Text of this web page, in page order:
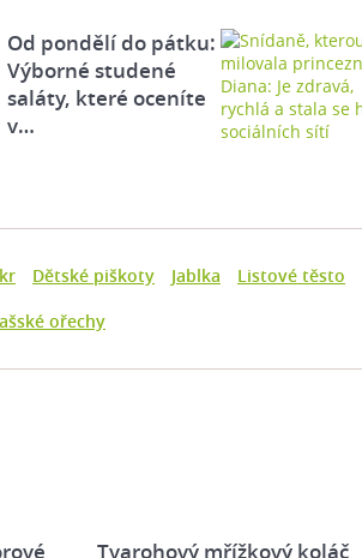
Od pondělí do pátku:
Výborné studené
saláty, které oceníte
v…
Dětské piškoty Jablka Listové těsto
ořechy
Tvarohový mřížkový koláč